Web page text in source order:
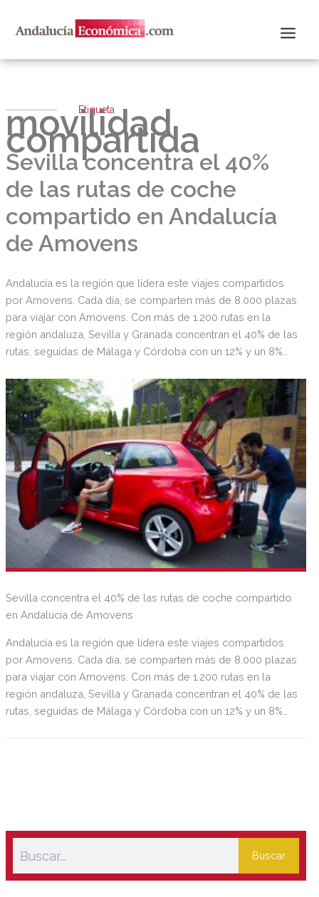
Etiqueta
movilidad
compartida
Sevilla concentra el 40%
de las rutas de coche
compartido en Andalucía
de Amovens
Andalucía es la región que lidera este viajes compartidos
por Amovens. Cada día, se comparten más de 8.000 plazas
para viajar con Amovens. Con más de 1.200 rutas en la
región andaluza, Sevilla y Granada concentran el 40% de las
rutas, seguidas de Málaga y Córdoba con un 12% y un 8%
Sevilla concentra el 40% de las rutas de coche compartido
en Andalucía de Amovens
Andalucía es la región que lidera este viajes compartidos
por Amovens. Cada día, se comparten más de 8.000 plazas
para viajar con Amovens. Con más de 1.200 rutas en la
región andaluza, Sevilla y Granada concentran el 40% de las
rutas, seguidas de Málaga y Córdoba con un 12% y un 8%
Buscar